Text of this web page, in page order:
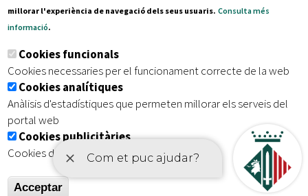
Subscriu-te al nostre butlletí
Inici | Avís legal | Protecció de dades
| Accessibilitat
millorar l'experiència de navegació dels seus usuaris. Consulta més
informació.
Cookies funcionals
Cookies necessaries per el funcionament correcte de la web
Cookies analítiques
Anàlisis d'estadístiques que permeten millorar els serveis del
portal web
Cookies publicitàries
Cookies de tercers amb finalitat publicitària
Acceptar